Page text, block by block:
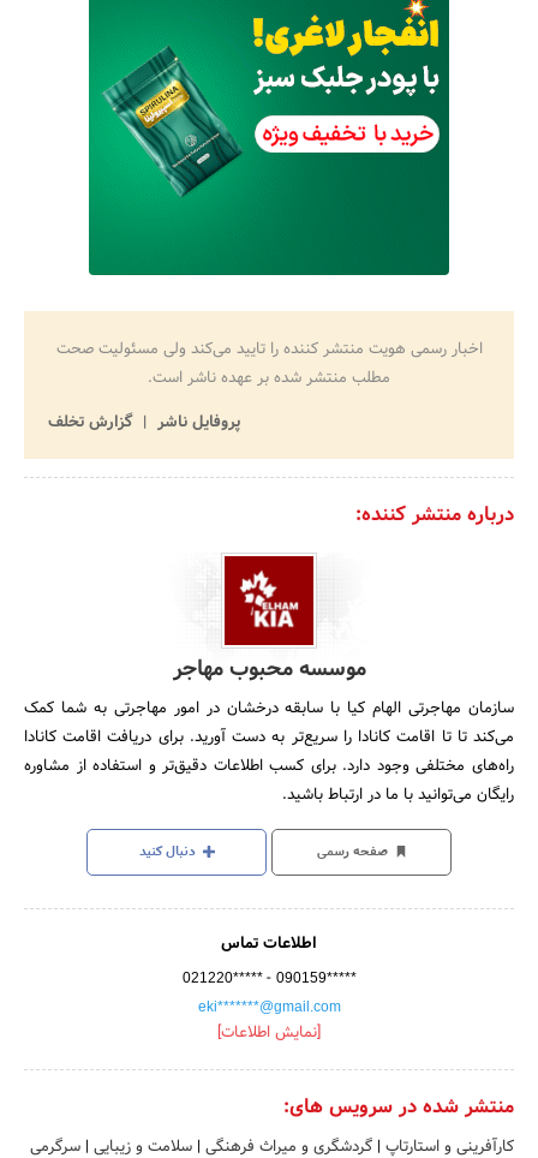
اخبار رسمی هویت منتشر کننده را تایید می‌کند ولی مسئولیت صحت
مطلب منتشر شده بر عهده ناشر است.
پروفایل ناشر
گزارش تخلف
درباره منتشر کننده:
موسسه محبوب مهاجر
سازمان مهاجرتی الهام کیا با سابقه درخشان در امور مهاجرتی به شما کمک
می‌کند تا تا اقامت کانادا را سریع‌تر به دست آورید. برای دریافت اقامت کانادا
راه‌های مختلفی وجود دارد. برای کسب اطلاعات دقیق‌تر و استفاده از مشاوره
رایگان می‌توانید با ما در ارتباط باشید.
صفحه رسمی دنبال کنید
اطلاعات تماس
021220***** - 090159*****
eki*******@gmail.com
[نمایش اطلاعات]
منتشر شده در سرویس های:
کارآفرینی و استارتاپ | گردشگری و میراث فرهنگی | سلامت و زیبایی | سرگرمی